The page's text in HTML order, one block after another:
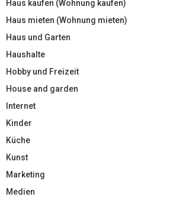
Haus kaufen (Wohnung kaufen)
Haus mieten (Wohnung mieten)
Haus und Garten
Haushalte
Hobby und Freizeit
House and garden
Internet
Kinder
Küche
Kunst
Marketing
Medien